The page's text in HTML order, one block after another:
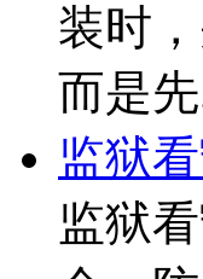
装时
而是
监狱
监狱